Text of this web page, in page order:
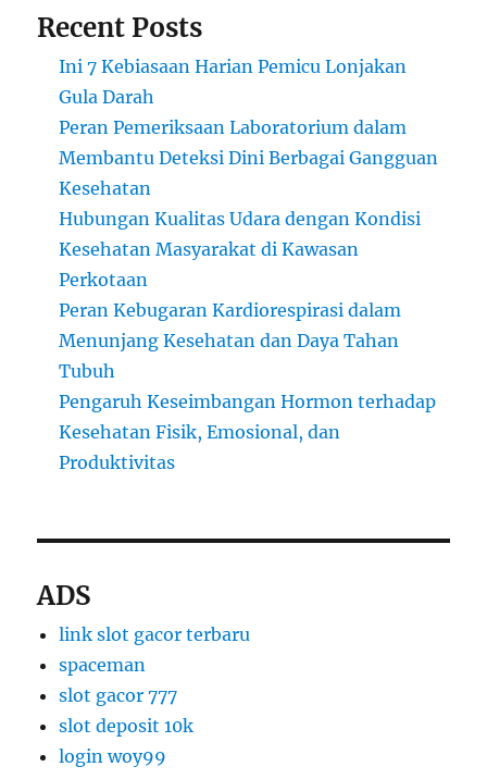
Recent Posts
Ini 7 Kebiasaan Harian Pemicu Lonjakan
Gula Darah
Peran Pemeriksaan Laboratorium dalam
Membantu Deteksi Dini Berbagai Gangguan
Kesehatan
Hubungan Kualitas Udara dengan Kondisi
Kesehatan Masyarakat di Kawasan
Perkotaan
Peran Kebugaran Kardiorespirasi dalam
Menunjang Kesehatan dan Daya Tahan
Tubuh
Pengaruh Keseimbangan Hormon terhadap
Kesehatan Fisik, Emosional, dan
Produktivitas
ADS
link slot gacor terbaru
spaceman
slot gacor 777
slot deposit 10k
login woy99